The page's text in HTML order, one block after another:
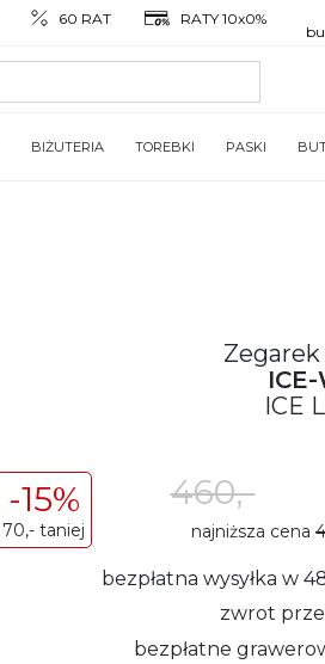
60 RAT RATY 10x0%
BIŻUTERIA TOREBKI PASKI
ICE
-15%
70,- taniej
460,-
najniższa cena
bezpłatna wysyłka w
zwrot
bezpłatne